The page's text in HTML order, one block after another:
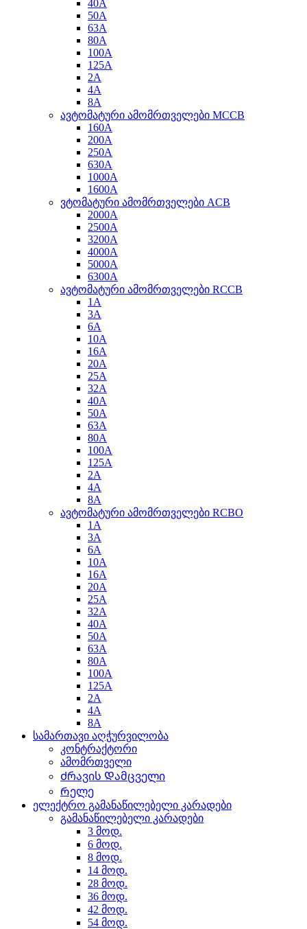
40A
50A
63A
80A
100A
125A
2A
4A
8A
ავტომატური ამომრთველები MCCB
160A
200A
250A
630A
1000A
1600A
ვტომატური ამომრთველები ACB
2000A
2500A
3200A
4000A
5000A
6300A
ავტომატური ამომრთველები RCCB
1A
3A
6A
10A
16A
20A
25A
32A
40A
50A
63A
80A
100A
125A
2A
4A
8A
ავტომატური ამომრთველები RCBO
1A
3A
6A
10A
16A
20A
25A
32A
40A
50A
63A
80A
100A
125A
2A
4A
8A
სამართავი აღჭურვილობა
კონტრაქტორი
ამომრთველი
Ძრავის Დამცველი
Რელე
ელექტრო გამანაწილებელი კარადები
გამანაწილებელი კარადები
3 მოდ.
6 მოდ.
8 მოდ.
14 მოდ.
28 მოდ.
36 მოდ.
42 მოდ.
54 მოდ.